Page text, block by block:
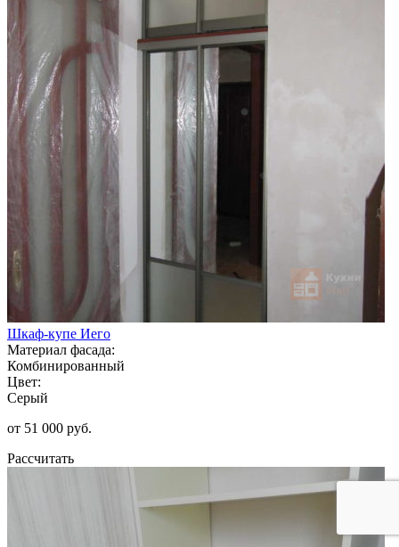
Шкаф-купе Иего
Материал фасада:
Комбинированный
Цвет:
Серый
от 51 000 руб.
Рассчитать